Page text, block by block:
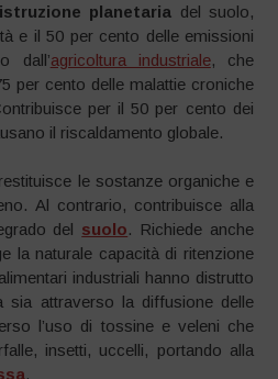
planetaria del suolo,
e il 50 per cento delle emissioni
dall’agricoltura industriale, che
per cento delle malattie croniche
per il 50 per cento dei
il riscaldamento globale.
le sostanze organiche e
Al contrario, contribuisce alla
del suolo. Richiede anche
la naturale capacità di ritenzione
industriali hanno distrutto
sia attraverso la diffusione delle
l’uso di tossine e veleni che
insetti, uccelli, portando alla
.